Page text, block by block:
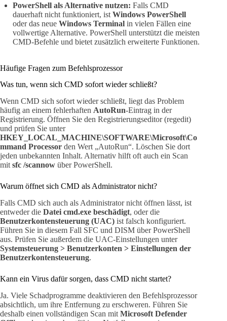
PowerShell als Alternative nutzen: Falls CMD
dauerhaft nicht funktioniert, ist Windows PowerShell
oder das neue Windows Terminal in vielen Fällen eine
vollwertige Alternative. PowerShell unterstützt die meisten
CMD-Befehle und bietet zusätzlich erweiterte Funktionen.
Häufige Fragen zum Befehlsprozessor
Was tun, wenn sich CMD sofort wieder schließt?
Wenn CMD sich sofort wieder schließt, liegt das Problem
häufig an einem fehlerhaften AutoRun-Eintrag in der
Registrierung. Öffnen Sie den Registrierungseditor (regedit)
und prüfen Sie unter
HKEY_LOCAL_MACHINE\SOFTWARE\Microsoft\Co
mmand Processor den Wert „AutoRun“. Löschen Sie dort
jeden unbekannten Inhalt. Alternativ hilft oft auch ein Scan
mit sfc /scannow über PowerShell.
Warum öffnet sich CMD als Administrator nicht?
Falls CMD sich auch als Administrator nicht öffnen lässt, ist
entweder die Datei cmd.exe beschädigt, oder die
Benutzerkontensteuerung (UAC) ist falsch konfiguriert.
Führen Sie in diesem Fall SFC und DISM über PowerShell
aus. Prüfen Sie außerdem die UAC-Einstellungen unter
Systemsteuerung > Benutzerkonten > Einstellungen der
Benutzerkontensteuerung.
Kann ein Virus dafür sorgen, dass CMD nicht startet?
Ja. Viele Schadprogramme deaktivieren den Befehlsprozessor
absichtlich, um ihre Entfernung zu erschweren. Führen Sie
deshalb einen vollständigen Scan mit Microsoft Defender